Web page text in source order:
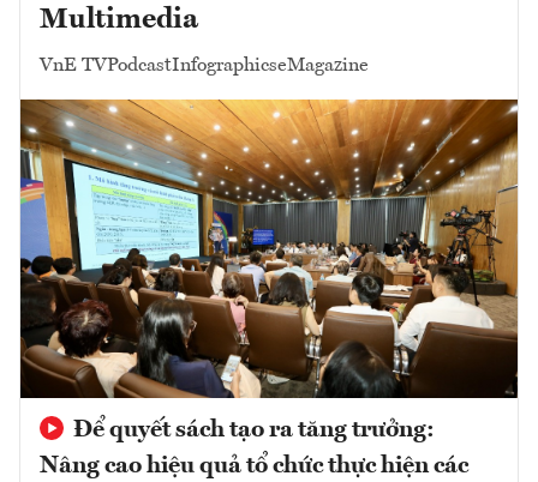
Multimedia
VnE TVPodcastInfographicseMagazine
Để quyết sách tạo ra tăng trưởng:
Nâng cao hiệu quả tổ chức thực hiện các